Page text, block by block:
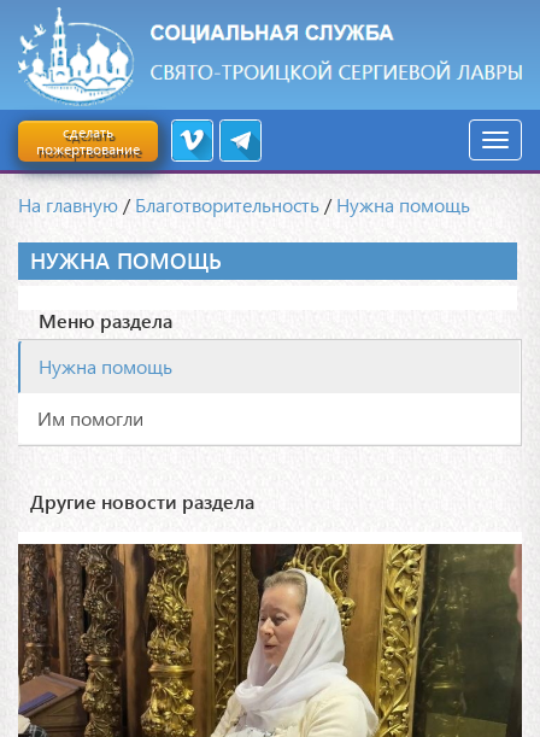
сделать
пожертвование
На главную /Благотворительность /Нужна помощь
НУЖНА ПОМОЩЬ
Меню раздела
Нужна помощь
Им помогли
Другие новости раздела